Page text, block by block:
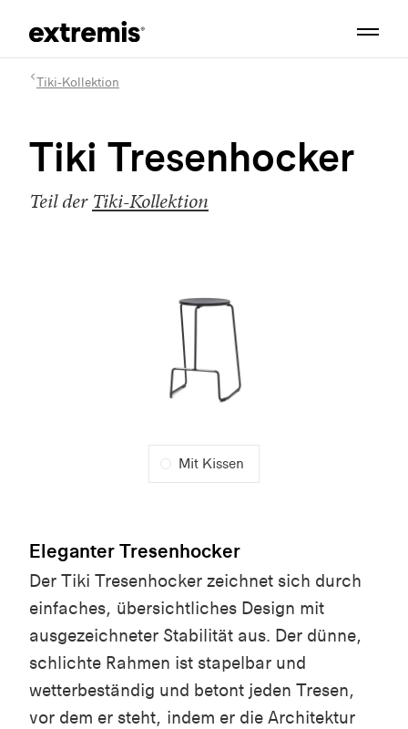
Tiki-Kollektion
Tiki Tresenhocker
Teil der Tiki-Kollektion
Mit Kissen
Eleganter Tresenhocker
Der Tiki Tresenhocker zeichnet sich durch
einfaches, übersichtliches Design mit
ausgezeichneter Stabilität aus. Der dünne,
schlichte Rahmen ist stapelbar und
wetterbeständig und betont jeden Tresen,
vor dem er steht, indem er die Architektur